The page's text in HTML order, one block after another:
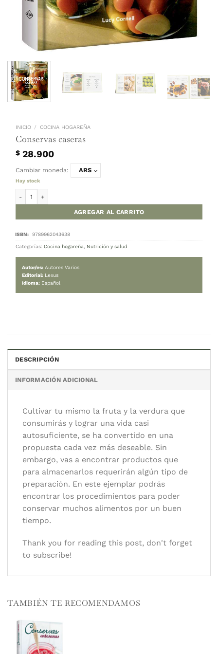
COCINA HOGAREÑA
$28.900
Cambiar moneda:
Hay stock
Conservas caseras cantidad
Categorías:Cocina hogareña
Autor/es:Autores Varios
Idioma:
Español
DESCRIPCIÓN
INFORMACIÓN ADICIONAL
Cultivar tu mismo la fruta y la verdura que
consumirás y lograr una vida casi
autosuficiente, se ha convertido en una
propuesta cada vez más deseable. Sin
embargo, vas a encontrar productos que
para almacenarlos requerirán algún tipo de
preparación. En este ejemplar podrás
encontrar los procedimientos para poder
conservar muchos alimentos por un buen
tiempo.
Thank you for reading this post, don't forget
to subscribe!
TAMBIÉN TE RECOMENDAMOS